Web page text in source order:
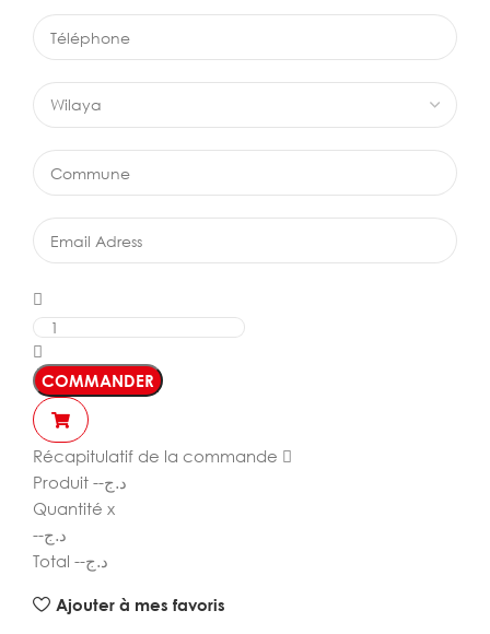
COMMANDER
Récapitulatif de la commande
Produit --د.ج
Quantité x
--د.ج
Total --د.ج
Ajouter à mes favoris